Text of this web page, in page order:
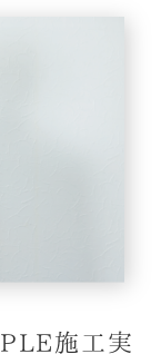
施工実